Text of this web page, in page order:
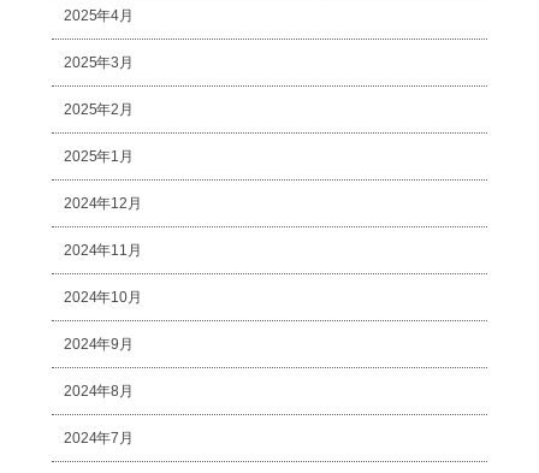
2025年4月
2025年3月
2025年2月
2025年1月
2024年12月
2024年11月
2024年10月
2024年9月
2024年8月
2024年7月